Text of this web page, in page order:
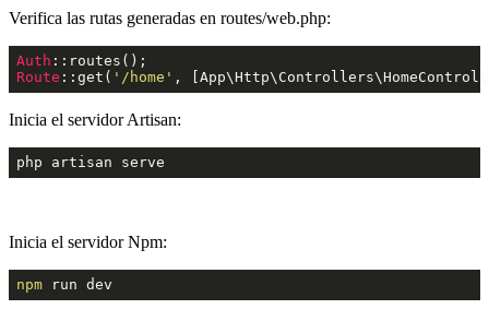
Verifica las rutas generadas en routes/web.php:
Auth
Route ::get ( '/home' ,
Inicia el servidor Artisan:
php artisan serve
Inicia el servidor Npm:
npm run dev